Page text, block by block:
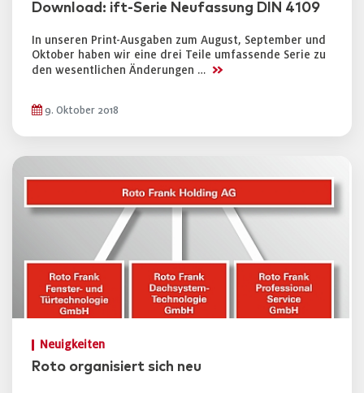
Download: ift-Serie Neufassung DIN 4109
In unseren Print-Ausgaben zum August, September und
Oktober haben wir eine drei Teile umfassende Serie zu
den wesentlichen Änderungen … >>
9. Oktober 2018
Neuigkeiten
Roto organisiert sich neu